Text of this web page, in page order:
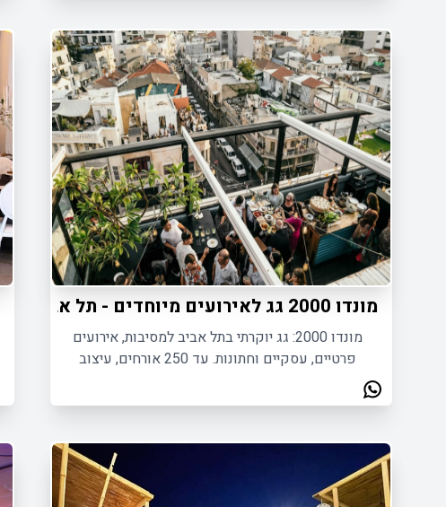
מונדו 2000 גג לאירועים מיוחדים - תל אביב
מונדו 2000: גג יוקרתי בתל אביב למסיבות, אירועים
פרטיים, עסקיים וחתונות. עד 250 אורחים, עיצוב